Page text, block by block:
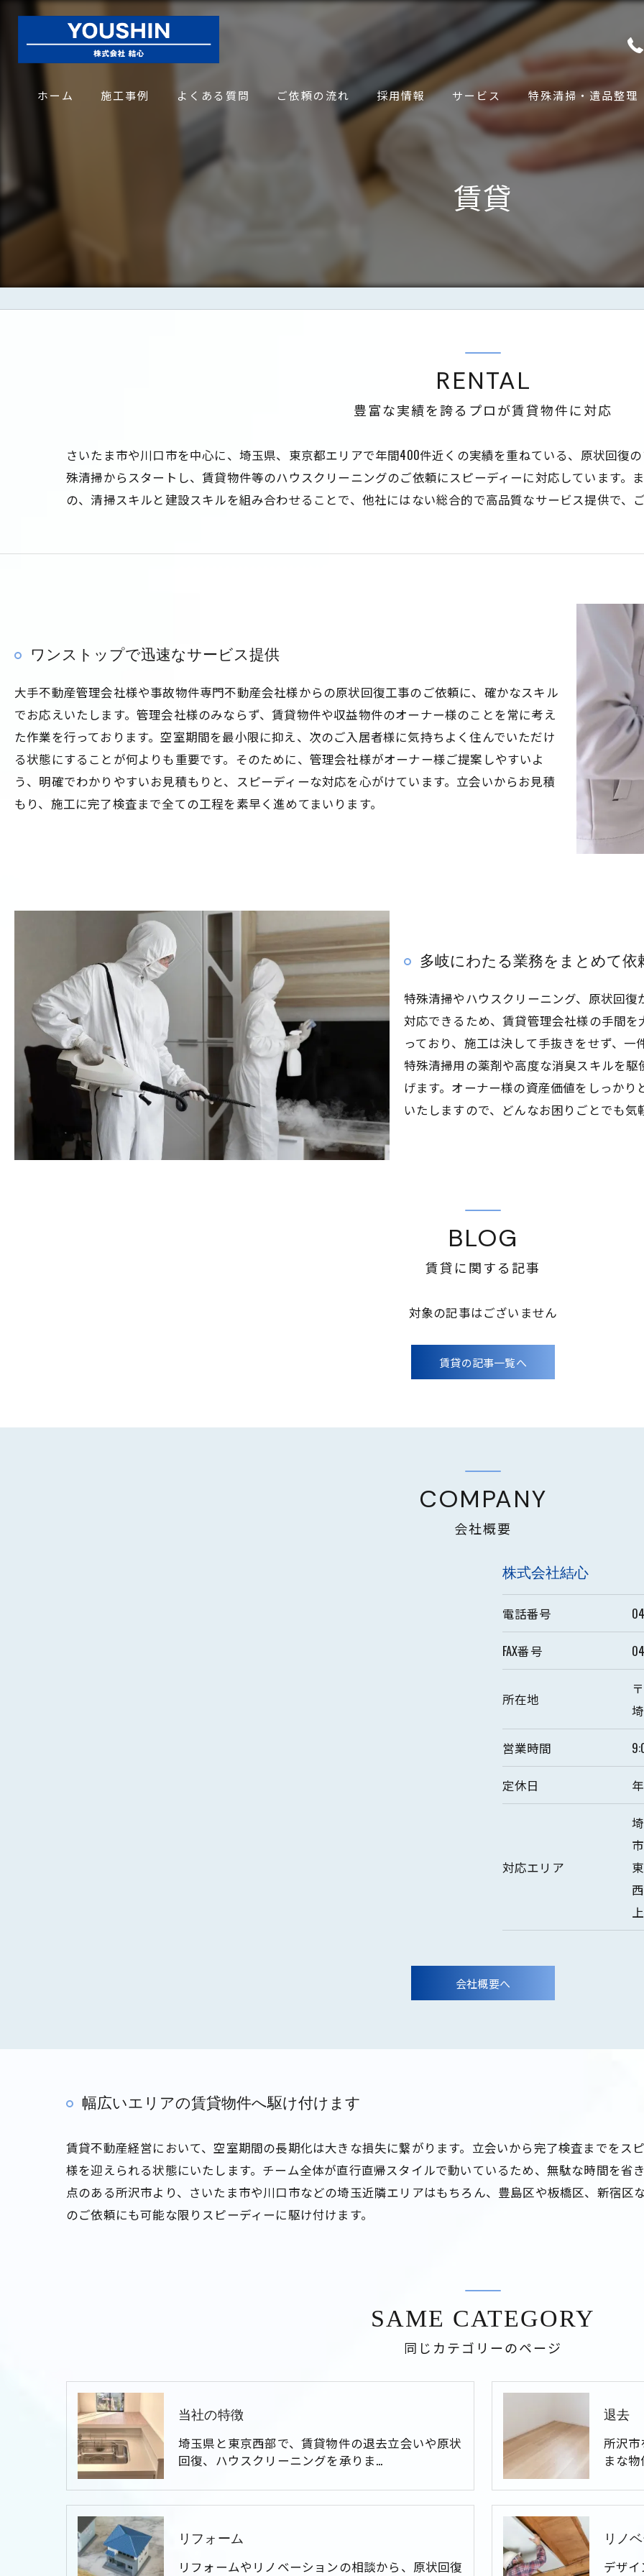
ホーム 施工事例 よくある質問 ご依頼の流れ 採用情報 サービス 特殊清掃・遺品整理
賃貸
豊富な実績を誇るプロが賃貸物件に対応
RENTAL
さいたま市や川口市を中心に、埼玉県、東京都エリアで年間400件近くの実績を重ねている、原状回復
殊清掃からスタートし、賃貸物件等のハウスクリーニングのご依頼にスピーディーに対応しています。
の、清掃スキルと建設スキルを組み合わせることで、他社にはない総合的で高品質なサービス提供で、
ワンストップで迅速なサービス提供
大手不動産管理会社様や事故物件専門不動産会社様からの原状回復工事のご依頼に、確かなスキル
でお応えいたします。管理会社様のみならず、賃貸物件や収益物件のオーナー様のことを常に考え
た作業を行っております。空室期間を最小限に抑え、次のご入居者様に気持ちよく住んでいただけ
る状態にすることが何よりも重要です。そのために、管理会社様がオーナー様ご提案しやすいよ
う、明確でわかりやすいお見積もりと、スピーディーな対応を心がけています。立会いからお見積
もり、施工に完了検査まで全ての工程を素早く進めてまいります。
多岐にわたる業務をまとめて依
特殊清掃やハウスクリーニング、原状回
対応できるため、賃貸管理会社様の手間
っており、施工は決して手抜きをせず、
特殊清掃用の薬剤や高度な消臭スキルを
げます。オーナー様の資産価値をしっか
いたしますので、どんなお困りごとでも
BLOG
賃貸に関する記事
対象の記事はございません
賃貸の記事一覧へ
会社概要
COMPANY
株式会社結心
電話番号
FAX番号
所在地
営業時間
定休日
対応エリア
会社概要へ
幅広いエリアの賃貸物件へ駆け付けます
賃貸不動産経営において、空室期間の長期化は大きな損失に繋がります。立会いから完了検査までをス
様を迎えられる状態にいたします。チーム全体が直行直帰スタイルで動いているため、無駄な時間を省
点のある所沢市より、さいたま市や川口市などの埼玉近隣エリアはもちろん、豊島区や板橋区、新宿区
のご依頼にも可能な限りスピーディーに駆け付けます。
同じカテゴリーのページ
SAME CATEGORY
当社の特徴
埼玉県と東京西部で、賃貸物件の退去立会いや原状
回復、ハウスクリーニングを承りま…
退去
所沢
まな
リフォーム
リフォームやリノベーションの相談から、原状回復
リノ
デザ
お問い合わせはこちら